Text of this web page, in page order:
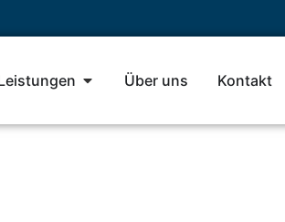
Über uns Kontakt